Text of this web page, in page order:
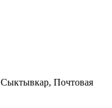
Сыктывкар, Почтовая